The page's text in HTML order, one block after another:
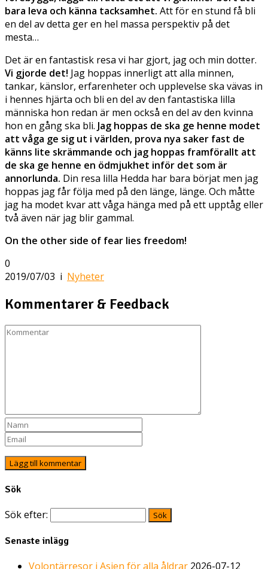
bara leva och känna tacksamhet. Att för en stund få bli
en del av detta ger en hel massa perspektiv på det
mesta…
Det är en fantastisk resa vi har gjort, jag och min dotter.
Vi gjorde det! Jag hoppas innerligt att alla minnen,
tankar, känslor, erfarenheter och upplevelse ska vävas in
i hennes hjärta och bli en del av den fantastiska lilla
människa hon redan är men också en del av den kvinna
hon en gång ska bli. Jag hoppas de ska ge henne modet
att våga ge sig ut i världen, prova nya saker fast de
känns lite skrämmande och jag hoppas framförallt att
de ska ge henne en ödmjukhet inför det som är
annorlunda. Din resa lilla Hedda har bara börjat men jag
hoppas jag får följa med på den länge, länge. Och måtte
jag ha modet kvar att våga hänga med på ett upptåg eller
två även när jag blir gammal.
On the other side of fear lies freedom!
0
2019/07/03 i Nyheter
Kommentarer & Feedback
Sök
Sök efter:
Senaste inlägg
Volontärresor i Asien för alla åldrar 2026-07-12